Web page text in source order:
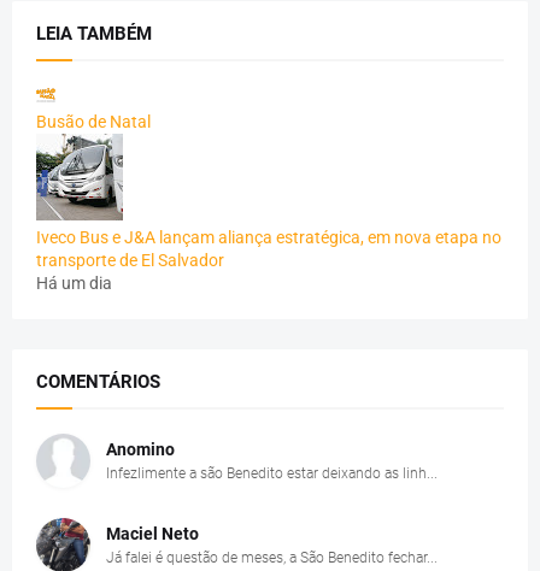
LEIA TAMBÉM
Busão de Natal
Iveco Bus e J&A lançam aliança estratégica, em nova etapa no
transporte de El Salvador
Há um dia
COMENTÁRIOS
Anomino
Infezlimente a são Benedito estar deixando as linh...
Maciel Neto
Já falei é questão de meses, a São Benedito fechar...